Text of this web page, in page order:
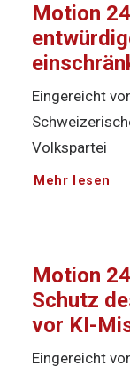
Motion
Eingereicht
Volkspartei
Mehr lesen
Motion
Schutz
vor KI-
Eingereicht